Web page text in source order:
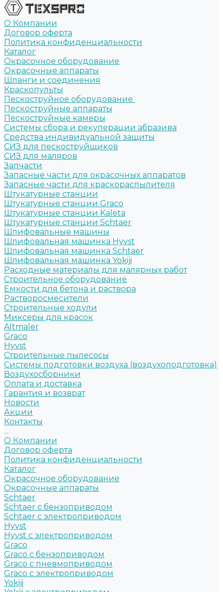
О Компании
Договор оферта
Политика конфиденциальности
Каталог
Окрасочное оборудование
Окрасочные аппараты
Шланги и соединения
Краскопульты
Пескоструйное оборудование
Пескоструйные аппараты
Пескоструйные камеры
Системы сбора и рекуперации абразива
Средства индивидуальной защиты
СИЗ для пескоструйщиков
СИЗ для маляров
Запчасти
Запасные части для окрасочных аппаратов
Запасные части для краскораспылителя
Штукатурные станции
Штукатурные станции Graco
Штукатурные станции Kaleta
Штукатурные станции Schtaer
Шлифовальные машины
Шлифовальная машинка Hyvst
Шлифовальная машинка Schtaer
Шлифовальная машинка Yokiji
Расходные материалы для малярных работ
Строительное оборудование
Емкости для бетона и раствора
Растворосмесители
Строительные ходули
Миксеры для красок
Altmaler
Graco
Hyvst
Строительные пылесосы
Системы подготовки воздуха (воздухоподготовка)
Воздухосборники
Оплата и доставка
Гарантия и возврат
Новости
Акции
Контакты
...
О Компании
Договор оферта
Политика конфиденциальности
Каталог
Окрасочное оборудование
Окрасочные аппараты
Schtaer
Schtaer с бензоприводом
Schtaer c электроприводом
Hyvst
Hyvst с электроприводом
Graco
Graco c бензоприводом
Graco с пневмоприводом
Graco с электроприводом
Yokiji